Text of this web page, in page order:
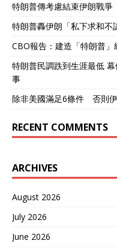
特朗普傳考慮結束伊朗戰
特朗普轟伊朗「私下求和
CBO報告：建造「特朗普
特朗普民調跌到生涯最低
事
除非美國滿足6條件 否則
RECENT COMMENTS
ARCHIVES
August 2026
July 2026
June 2026